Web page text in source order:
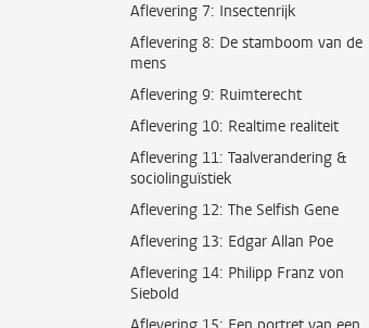
Aflevering 7: Insectenrijk
Aflevering 8: De stamboom van de
mens
Aflevering 9: Ruimterecht
Aflevering 10: Realtime realiteit
Aflevering 11: Taalverandering &
sociolinguïstiek
Aflevering 12: The Selfish Gene
Aflevering 13: Edgar Allan Poe
Aflevering 14: Philipp Franz von
Siebold